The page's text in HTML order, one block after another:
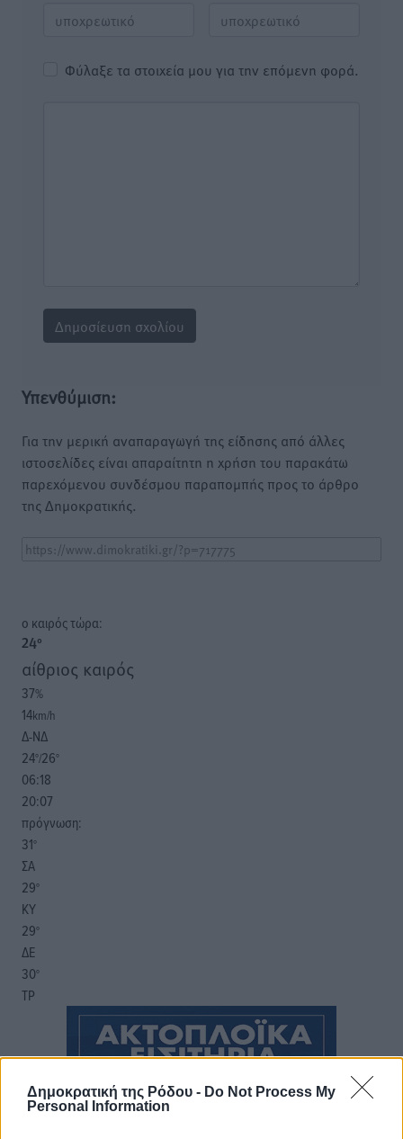
Δημοκρατική της Ρόδου - Do Not Process My
Personal Information
Φύλαξε τα στοιχεία μου για την επόμενη φορά.
Υπενθύμιση:
Για την μερική αναπαραγωγή της είδησης από άλλες
ιστοσελίδες είναι απαραίτητη η χρήση του παρακάτω
παρεχόμενου συνδέσμου παραπομπής προς το άρθρο
της Δημοκρατικής.
o καιρός τώρα:
24°
αίθριος καιρός
37%
14km/h
Δ-ΝΔ
24°/26°
06:18
20:07
πρόγνωση:
31°
ΣΑ
29°
ΚΥ
29°
ΔΕ
30°
ΤΡ